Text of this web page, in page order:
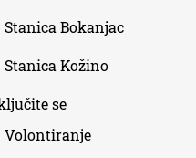
Stanica Bokanjac
Stanica Kožino
se
Volontiranje